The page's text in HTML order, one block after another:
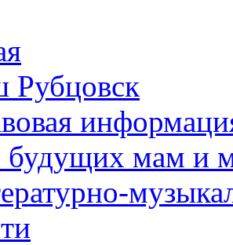
Рубцовск
мам и